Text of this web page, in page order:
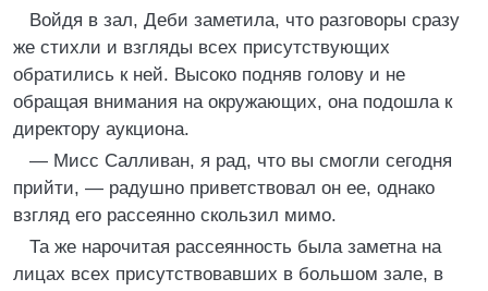
Войдя в зал, Деби заметила, что разговоры сразу
же стихли и взгляды всех присутствующих
обратились к ней. Высоко подняв голову и не
обращая внимания на окружающих, она подошла к
директору аукциона.
— Мисс Салливан, я рад, что вы смогли сегодня
прийти, — радушно приветствовал он ее, однако
взгляд его рассеянно скользил мимо.
Та же нарочитая рассеянность была заметна на
лицах всех присутствовавших в большом зале, в